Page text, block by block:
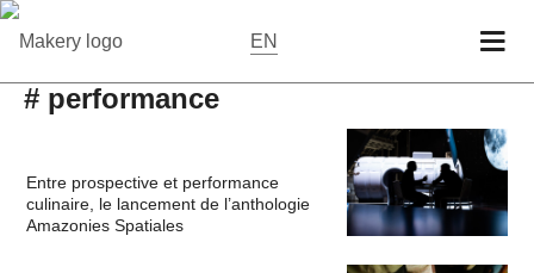
EN
# performance
Entre prospective et performance
culinaire, le lancement de l’anthologie
Amazonies Spatiales